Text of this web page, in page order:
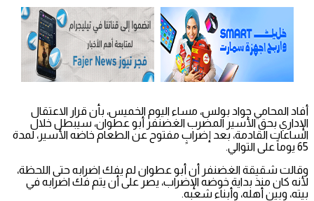
أفاد المحامي جواد بولس، مساء اليوم الخميس، بأن قرار الاعتقال
الإداري بحق الأسير المضرب الغضنفر أبو عطوان، سيبطل خلال
الساعات القادمة، بعد إضرابٍ مفتوح عن الطعام خاضه الأسير، لمدة
65 يوماً على التوالي.
وقالت شقيقة الغضنفر أن أبو عطوان لم يفك اضرابه حتى اللحظة،
لأنه كان منذ بداية خوضه الإضراب، يصر على أن يتم فك اضرابه في
بيته، وبين أهله، وأبناء شعبه.